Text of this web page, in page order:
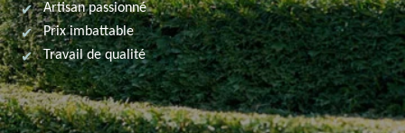
Artisan passionné
Prix imbattable
Travail de qualité